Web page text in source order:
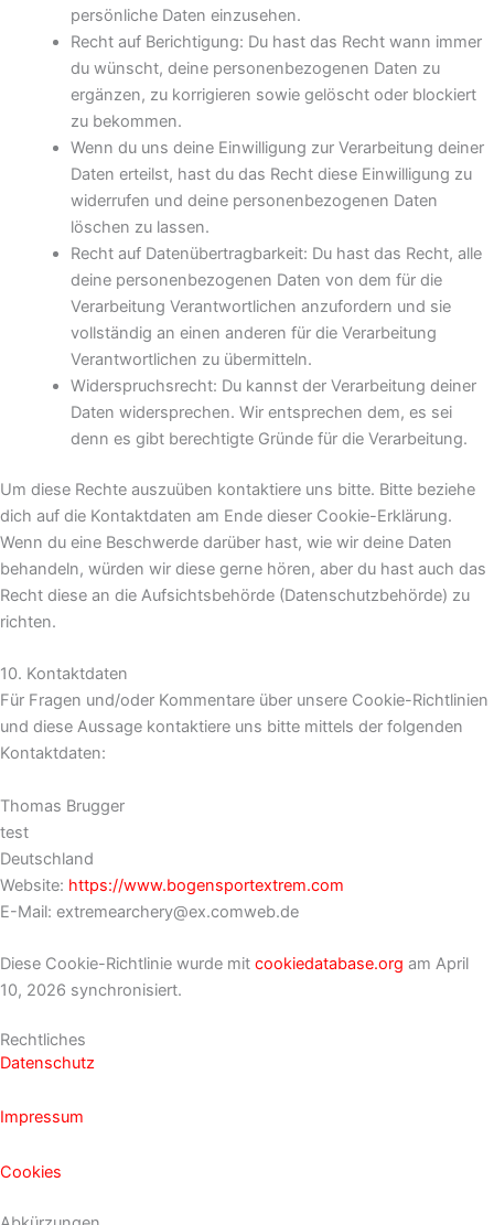
persönliche Daten einzusehen.
Recht auf Berichtigung: Du hast das Recht wann immer
du wünscht, deine personenbezogenen Daten zu
ergänzen, zu korrigieren sowie gelöscht oder blockiert
zu bekommen.
Wenn du uns deine Einwilligung zur Verarbeitung deiner
Daten erteilst, hast du das Recht diese Einwilligung zu
widerrufen und deine personenbezogenen Daten
löschen zu lassen.
Recht auf Datenübertragbarkeit: Du hast das Recht, alle
deine personenbezogenen Daten von dem für die
Verarbeitung Verantwortlichen anzufordern und sie
vollständig an einen anderen für die Verarbeitung
Verantwortlichen zu übermitteln.
Widerspruchsrecht: Du kannst der Verarbeitung deiner
Daten widersprechen. Wir entsprechen dem, es sei
denn es gibt berechtigte Gründe für die Verarbeitung.
Um diese Rechte auszuüben kontaktiere uns bitte. Bitte beziehe
dich auf die Kontaktdaten am Ende dieser Cookie-Erklärung.
Wenn du eine Beschwerde darüber hast, wie wir deine Daten
behandeln, würden wir diese gerne hören, aber du hast auch das
Recht diese an die Aufsichtsbehörde (Datenschutzbehörde) zu
richten.
10. Kontaktdaten
Für Fragen und/oder Kommentare über unsere Cookie-Richtlinien
und diese Aussage kontaktiere uns bitte mittels der folgenden
Kontaktdaten:
Thomas Brugger
test
Deutschland
Website: https://www.bogensportextrem.com
E-Mail: extremearchery@ex.comweb.de
Diese Cookie-Richtlinie wurde mit cookiedatabase.org am April
10, 2026 synchronisiert.
Rechtliches
Datenschutz
Impressum
Cookies